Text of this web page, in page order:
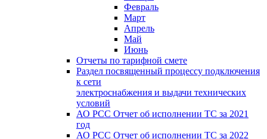
Февраль
Март
Апрель
Май
Июнь
Отчеты по тарифной смете
Раздел посвященный процессу подключения
к сети
электроснабжения и выдачи технических
условий
АО РСС Отчет об исполнении ТС за 2021
год
АО РСС Отчет об исполнении ТС за 2022